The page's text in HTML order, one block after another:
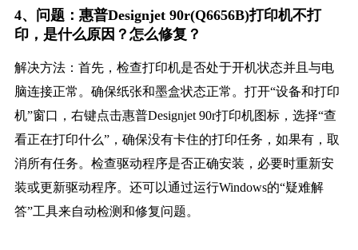
4、问题：惠普Designjet 90r(Q6656B)打印机不打
印，是什么原因？怎么修复？
解决方法：首先，检查打印机是否处于开机状态并且与电
脑连接正常。确保纸张和墨盒状态正常。打开“设备和打印
机”窗口，右键点击惠普Designjet 90r打印机图标，选择“查
看正在打印什么”，确保没有卡住的打印任务，如果有，取
消所有任务。检查驱动程序是否正确安装，必要时重新安
装或更新驱动程序。还可以通过运行Windows的“疑难解
答”工具来自动检测和修复问题。